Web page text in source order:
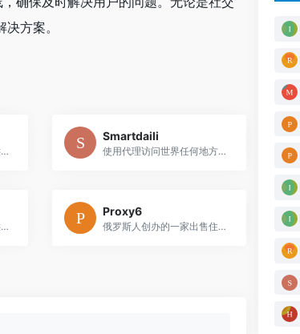
方案。
一家很年轻的海外代理提供商，利用P2P网络利用空闲时间连接全球数百万个小工具
Smartdaili
使用代理访问世界任何地方的网络数据
海外私人（住宅）代理提供商，提供私有HTTP代理，存在及时设置选项，让用户能够立即开始使用。
Proxy6
俄罗斯人创办的一家出售住宅IP的网站，业内超低价格迅速吸引了不少客户